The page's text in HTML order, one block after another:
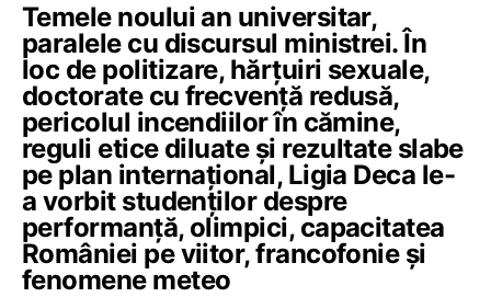
Temele noului an universitar,
paralele cu discursul ministrei. În
loc de politizare, hărțuiri sexuale,
doctorate cu frecvență redusă,
pericolul incendiilor în cămine,
reguli etice diluate și rezultate slabe
pe plan internațional, Ligia Deca le-
a vorbit studenților despre
performanță, olimpici, capacitatea
României pe viitor, francofonie și
fenomene meteo